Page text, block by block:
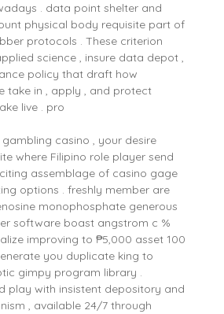
. data point shelter and
physical body requisite part of
protocols . These criterion
science , insure data depot ,
policy that draft how
take in , apply , and protect
live . pro
casino , your desire
where Filipino role player send
assemblage of casino gage
options . freshly member are
monophosphate generous
software boast angstrom c %
improving to ₱5,000 asset 100
you duplicate king to
gimpy program library .
play with insistent depository and
, available 24/7 through